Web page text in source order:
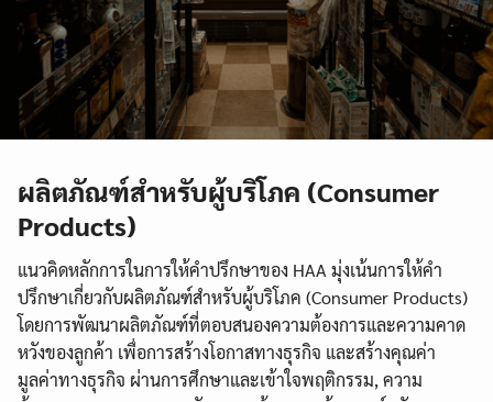
ผลิตภัณฑ์สำหรับผู้บริโภค (Consumer
Products)
แนวคิดหลักการในการให้คำปรึกษาของ HAA มุ่งเน้นการให้คำ
ปรึกษาเกี่ยวกับผลิตภัณฑ์สำหรับผู้บริโภค (Consumer Products)
โดยการพัฒนาผลิตภัณฑ์ที่ตอบสนองความต้องการและความคาด
หวังของลูกค้า เพื่อการสร้างโอกาสทางธุรกิจ และสร้างคุณค่า
มูลค่าทางธุรกิจ ผ่านการศึกษาและเข้าใจพฤติกรรม, ความ